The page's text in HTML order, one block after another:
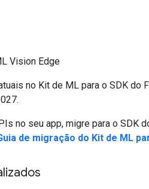
Vision Edge
no Kit de ML para o SDK do
no seu app, migre para o SDK
de migração do Kit de ML